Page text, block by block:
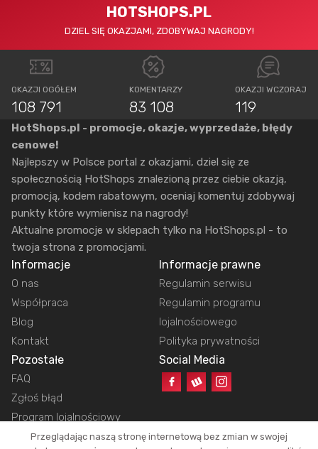
HOTSHOPS.PL
DZIEL SIĘ OKAZJAMI, ZDOBYWAJ NAGRODY!
OKAZJI OGÓŁEM
108 791
KOMENTARZY
83 108
OKAZJI WCZORAJ
119
HotShops.pl - promocje, okazje, wyprzedaże, błędy
cenowe!
Najlepszy w Polsce portal z okazjami, dziel się ze
społecznością HotShops znalezioną przez ciebie okazją,
promocją, kodem rabatowym, oceniaj komentuj zdobywaj
punkty które wymienisz na nagrody!
Aktualne promocje w sklepach tylko na HotShops.pl - to
twoja strona z promocjami.
Informacje
O nas
Współpraca
Blog
Kontakt
Informacje prawne
Regulamin serwisu
Regulamin programu
lojalnościowego
Polityka prywatności
Pozostałe
FAQ
Zgłoś błąd
Program lojalnościowy
Social Media
Przeglądając naszą stronę internetową bez zmian w swojej